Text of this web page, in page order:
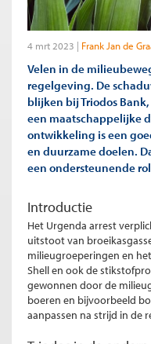
4 mrt 2023 Frank Jan de
Velen in de
regelgeving. De
blijken bij Triodos
een maatschappelijke
ontwikkeling is een
en duurzame doelen.
een ondersteunende
Introductie
Het Urgenda arrest
uitstoot van
milieugroeperingen en
Shell en ook de
gewonnen door de
boeren en bijvoorbeeld
aanpassen na strijd in de